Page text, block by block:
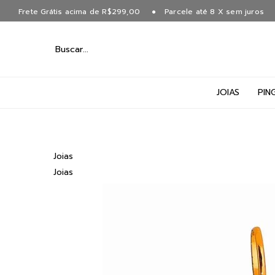
Frete Grátis acima de R$299,00 Parcele até 8 X sem juros
JOIAS
Joias
Joias